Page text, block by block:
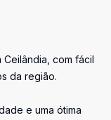
Ceilândia, com fácil
da região.
e uma ótima